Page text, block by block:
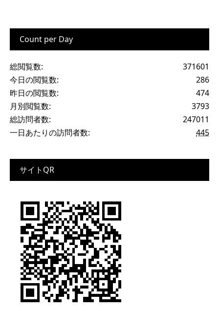
Count per Day
371601
総閲覧数:
286
今日の閲覧数:
474
昨日の閲覧数:
3793
月別閲覧数:
247011
総訪問者数:
445
一日あたりの訪問者数:
サイトQR